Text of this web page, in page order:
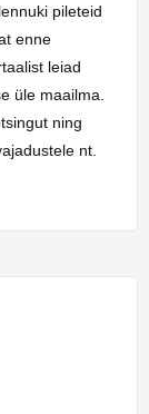
pileteid
enne
leiad
üle maailma.
ning
nt.